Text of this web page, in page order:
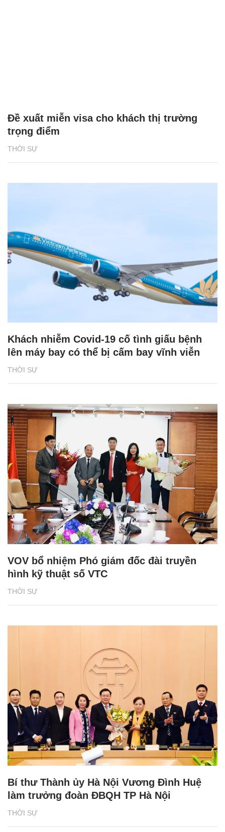
THỜI SỰ
Đề xuất miễn visa cho khách thị trường
trọng điểm
THỜI SỰ
Khách nhiễm Covid-19 cố tình giấu bệnh
lên máy bay có thể bị cấm bay vĩnh viễn
THỜI SỰ
VOV bổ nhiệm Phó giám đốc đài truyền
hình kỹ thuật số VTC
THỜI SỰ
Bí thư Thành ủy Hà Nội Vương Đình Huệ
làm trưởng đoàn ĐBQH TP Hà Nội